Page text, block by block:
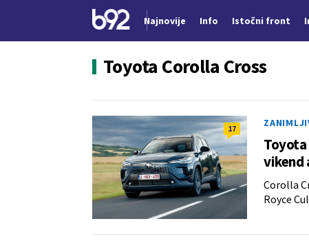
Najnovije Info Istočni front
Toyota Corolla Cross
17
vikend
Corolla
Royce